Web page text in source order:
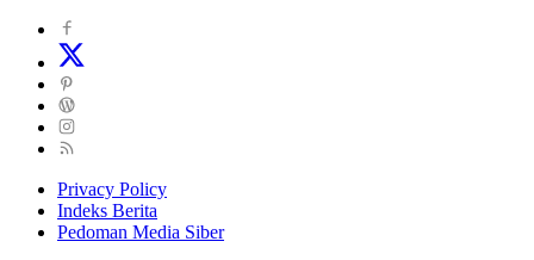
Privacy Policy
Indeks Berita
Pedoman Media Siber